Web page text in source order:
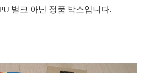
벌크 아닌 정품 박스입니다.